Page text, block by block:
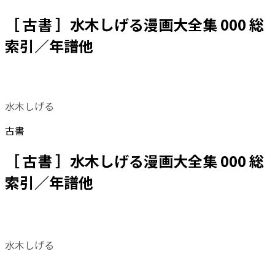
［ 古書 ］水木しげる漫画大全集 000 総
索引／年譜他
水木しげる
古書
［ 古書 ］水木しげる漫画大全集 000 総
索引／年譜他
水木しげる